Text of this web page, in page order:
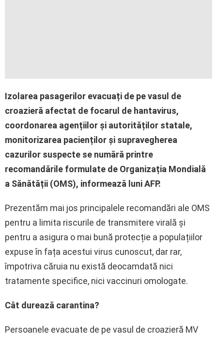
Izolarea pasagerilor evacuați de pe vasul de
croazieră afectat de focarul de hantavirus,
coordonarea agențiilor și autorităților statale,
monitorizarea pacienților și supravegherea
cazurilor suspecte se numără printre
recomandările formulate de Organizația Mondială
a Sănătății (OMS), informează luni AFP.
Prezentăm mai jos principalele recomandări ale OMS
pentru a limita riscurile de transmitere virală și
pentru a asigura o mai bună protecție a populațiilor
expuse în fața acestui virus cunoscut, dar rar,
împotriva căruia nu există deocamdată nici
tratamente specifice, nici vaccinuri omologate.
Cât durează carantina?
Persoanele evacuate de pe vasul de croazieră MV